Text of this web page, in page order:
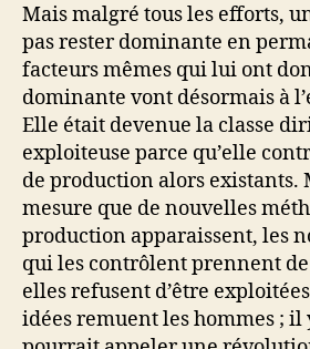
Mais malgré tous les efforts,
pas rester dominante en
facteurs mêmes qui lui ont
dominante vont désormais à
Elle était devenue la classe
exploiteuse parce qu’elle
de production alors existants.
mesure que de nouvelles
production apparaissent, les
qui les contrôlent prennent
elles refusent d’être
idées remuent les hommes ; il